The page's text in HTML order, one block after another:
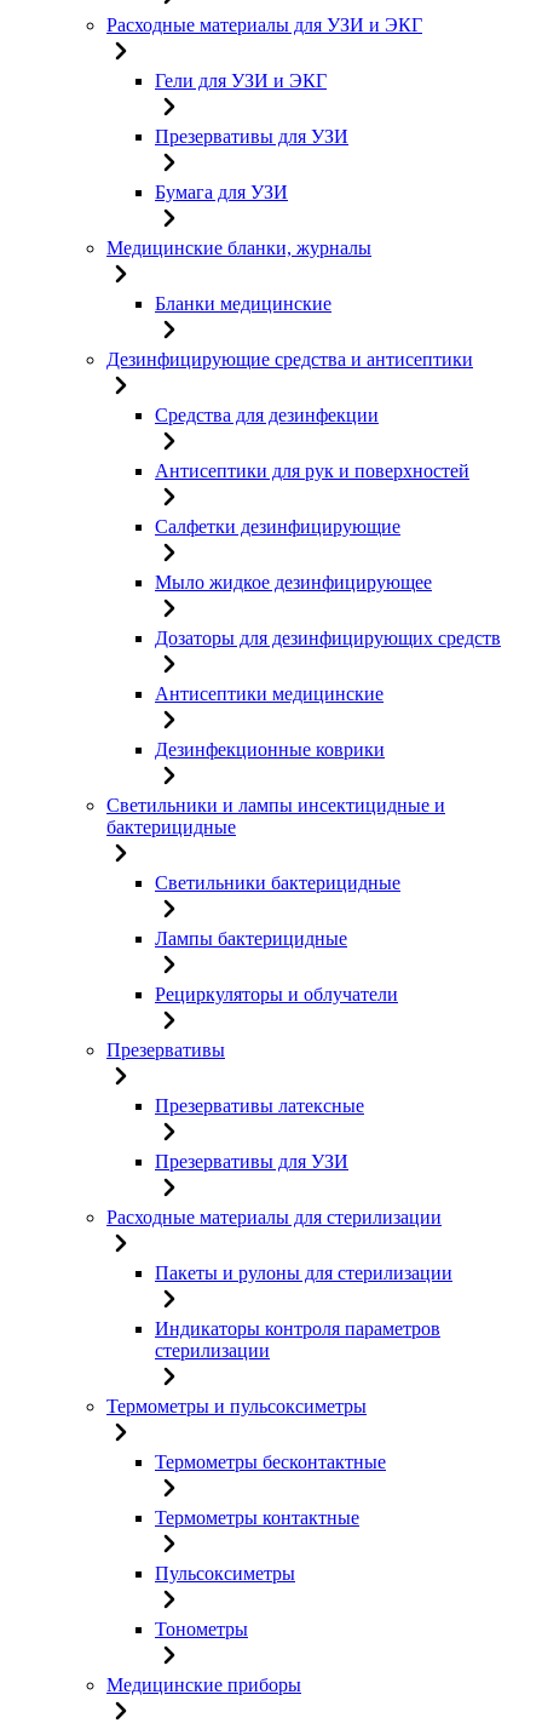
Расходные материалы для УЗИ и ЭКГ
Гели для УЗИ и ЭКГ
Презервативы для УЗИ
Бумага для УЗИ
Медицинские бланки, журналы
Бланки медицинские
Дезинфицирующие средства и антисептики
Средства для дезинфекции
Антисептики для рук и поверхностей
Салфетки дезинфицирующие
Мыло жидкое дезинфицирующее
Дозаторы для дезинфицирующих средств
Антисептики медицинские
Дезинфекционные коврики
Светильники и лампы инсектицидные и
бактерицидные
Светильники бактерицидные
Лампы бактерицидные
Рециркуляторы и облучатели
Презервативы
Презервативы латексные
Презервативы для УЗИ
Расходные материалы для стерилизации
Пакеты и рулоны для стерилизации
Индикаторы контроля параметров
стерилизации
Термометры и пульсоксиметры
Термометры бесконтактные
Термометры контактные
Пульсоксиметры
Тонометры
Медицинские приборы